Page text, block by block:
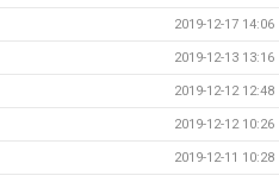
2019-12-17 14:06
2019-12-13 13:16
2019-12-12 12:48
2019-12-12 10:26
2019-12-11 10:28